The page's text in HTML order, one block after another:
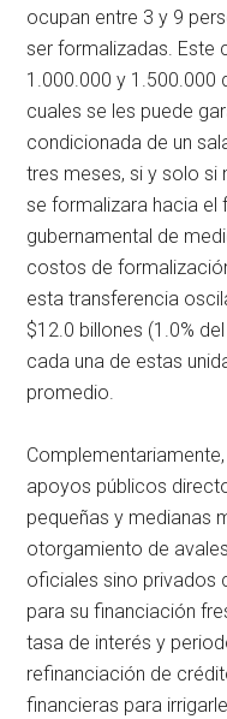
ocupan entre 3 y 9
ser formalizadas. Este
1.000.000 y 1.500.000
cuales se les puede
condicionada de un
tres meses, si y solo si
se formalizara hacia
gubernamental de
costos de
esta transferencia
$12.0 billones (1.0%
cada una de estas
promedio.
apoyos públicos
pequeñas y medianas
otorgamiento de
oficiales sino privados
para su financiación
tasa de interés y
refinanciación de
financieras para